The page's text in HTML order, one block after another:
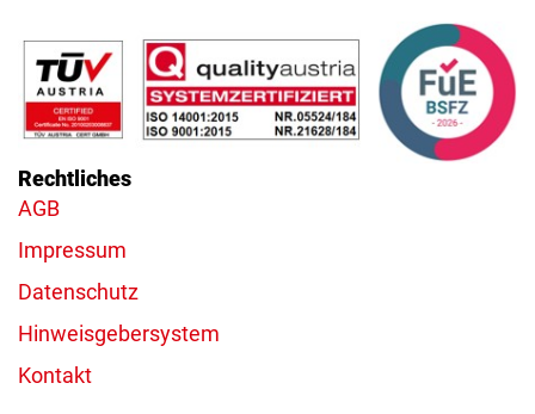
Rechtliches
AGB
Impressum
Datenschutz
Hinweisgebersystem
Kontakt